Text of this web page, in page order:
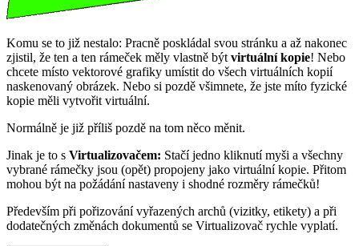
Komu se to již nestalo: Pracně poskládal svou stránku a až nakonec
zjistil, že ten a ten rámeček měly vlastně být virtuální kopie! Nebo
chcete místo vektorové grafiky umístit do všech virtuálních kopií
naskenovaný obrázek. Nebo si pozdě všimnete, že jste míto fyzické
kopie měli vytvořit virtuální.
Normálně je již příliš pozdě na tom něco měnit.
Jinak je to s Virtualizovačem: Stačí jedno kliknutí myši a všechny
vybrané rámečky jsou (opět) propojeny jako virtuální kopie. Přitom
mohou být na požádání nastaveny i shodné rozměry rámečků!
Především při pořizování vyřazených archů (vizitky, etikety) a při
dodatečných změnách dokumentů se Virtualizovač rychle vyplatí.